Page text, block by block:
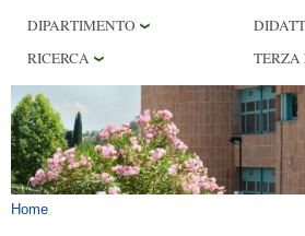
CORE FACILITIES
LABORATORI
BIBLIOTECHE
SERVIZI
DIPARTIMENTO
RICERCA
TERZA
Tu sei qui
Home